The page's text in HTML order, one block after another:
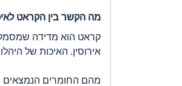
מה הקשר בין הקראט
אירוסין. האיכות של
מהם החומרים הנמצאים